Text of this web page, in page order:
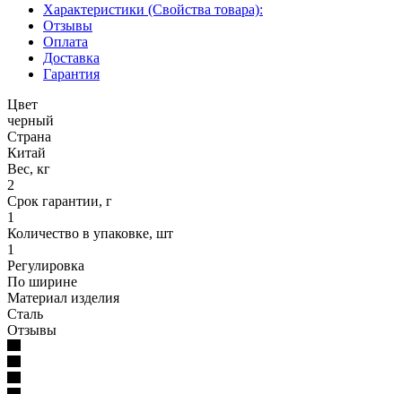
Характеристики (Свойства товара):
Отзывы
Оплата
Доставка
Гарантия
Цвет
черный
Страна
Китай
Вес, кг
2
Срок гарантии, г
1
Количество в упаковке, шт
1
Регулировка
По ширине
Материал изделия
Сталь
Отзывы